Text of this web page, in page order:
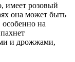
имеет розовый
она может быть
на
и дрожжами,